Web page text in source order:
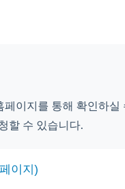
이지를 통해 확인하실
할 수 있습니다.
이지)